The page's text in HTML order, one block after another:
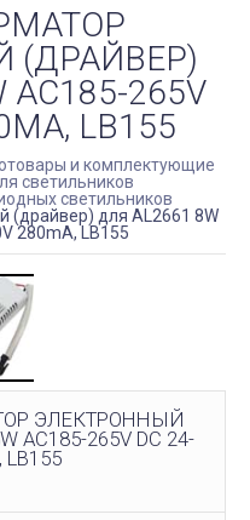
(ДРАЙВЕР)
265V
LB155
и комплектующие
светильников
светильников
(драйвер) для AL2661 8W
280mA, LB155
ЭЛЕКТРОННЫЙ
AC185-265V DC 24-
LB155